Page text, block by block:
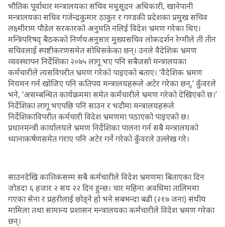
भौतिक पूर्वाधार मन्त्रालयका सचिव मधुसूदन अधिकारी, खानेपानी
मन्त्रालयका सचिव गजेन्द्रकुमार ठाकुर र गण्डकी प्रदेशका प्रमुख सचिव
लक्ष्मीराम पौडेल सरकारको अनुमति नलिई विदेश भ्रमण गरेका थिए।
मन्त्रिपरिषद् बैठकको निर्णयअनुसार मुख्यसचिव लोकदर्शन रेग्मीले ती तीन
सचिवलाई स्पष्टीकरणसमेत सोधिसकेका छन्। उनले वैदेशिक भ्रमण
व्यवस्थापन निर्देशिका २०७५ लागू भए पनि सबैजसो मन्त्रालयका
कर्मचारीले त्यसविपरीत भ्रमण गरेको पाइएको बताए। ‘वैदेशिक भ्रमण
नियमन गर्न खोजिए पनि कतिपय मन्त्रालयहरूले अटेर गरेका छन्,’ कुँवरले
भने, ‘असम्बन्धित कार्यक्रममा समेत कर्मचारीले भ्रमण गरेको देखिएको छ।’
निर्देशिका लागू भएपछि पनि साउन र भदौमा मन्त्रालयहरूले
निर्देशिकाविपरीत कर्मचारी विदेश भ्रमणमा पठाएको पाइएको छ।
प्रधानमन्त्री कार्यालयले भ्रमण निर्देशिका पालना गर्न सबै मन्त्रालयको
ध्यानाकर्षणसमेत गराए पनि अटेर गर्ने गरेको कुँवरले उल्लेख गरे।
साउनदेखि कात्तिकसम्म सबै कर्मचारीले विदेश भ्रमणमा बिताएका दिन
जोडदा ६ हजार २ सय २२ दिन हुन्छ। चार महिना अवधिमा तालिममा
गएका सेना र प्रहरीलाई छोड्ने हो भने सबभन्दा बढी (२१७ जना) संघीय
मामिला तथा सामान्य प्रशासन मन्त्रालयका कर्मचारीले विदेश भ्रमण गरेका
छन्।